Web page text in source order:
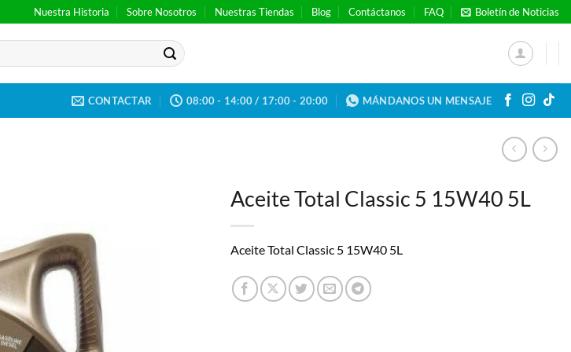
Nuestra Historia Sobre Nosotros Nuestras Tiendas Blog Contáctanos FAQ Boletín de Noticias
CONTACTAR 08:00 - 14:00 / 17:00 - 20:00 MÁNDANOS UN MENSAJE
Aceite Total Classic 5 15W40 5L
Aceite Total Classic 5 15W40 5L